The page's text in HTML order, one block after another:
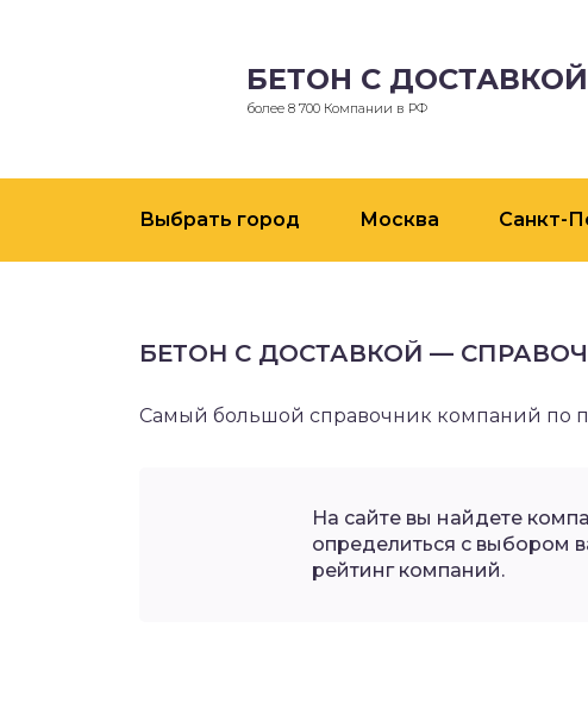
БЕТОН С ДОСТАВКОЙ
более 8 700 Компании в РФ
Выбрать город Москва Санкт-
БЕТОН С ДОСТАВКОЙ —
Самый большой справочник компаний по
На сайте вы найдете
определиться с выбором
рейтинг компаний.